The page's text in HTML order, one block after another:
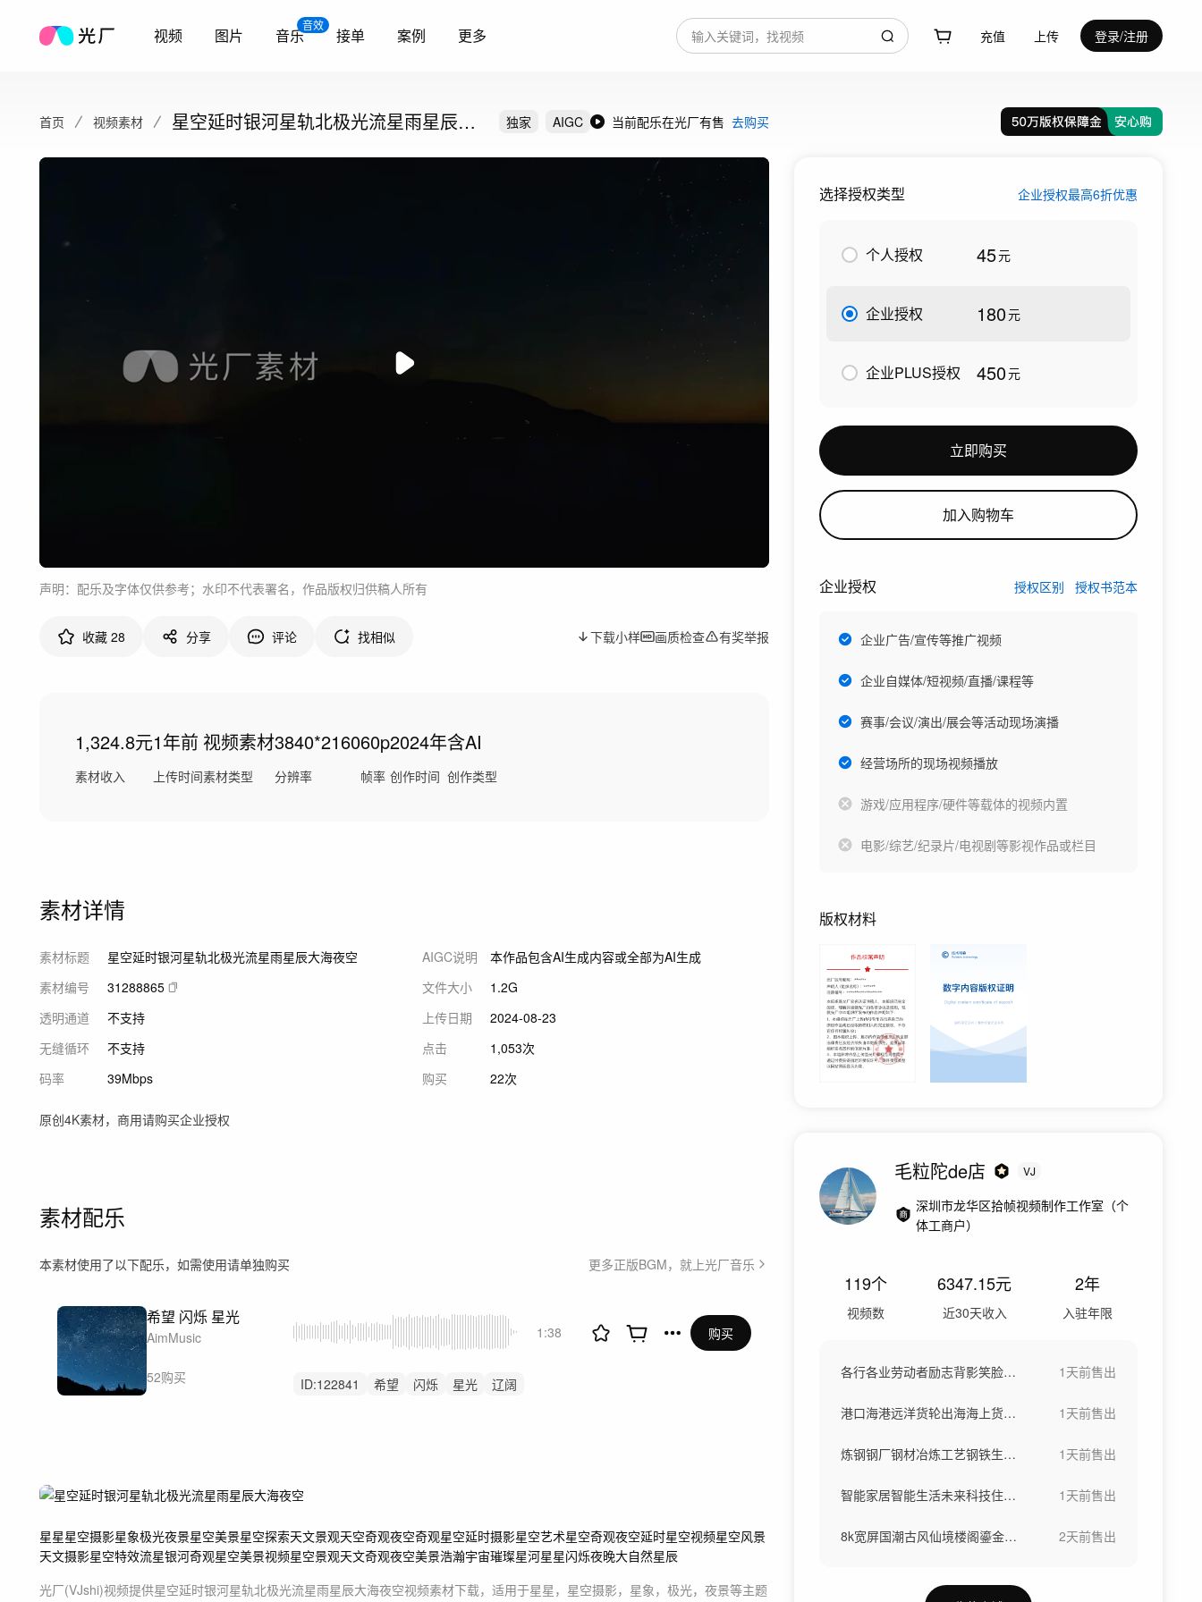
视频 图片
音效
音乐 接单 案例 更多 充值 上传 登录/注册
首页 视频素材
星空延时银河星轨北极光流星雨星辰大
独家 AIGC 当前配乐在光厂有售 去购买
声明：配乐及字体仅供参考；水印不代表署名，作品版权归供稿人所有
收藏 28 分享 评论 找相似 下载小样 画质检查 有奖举报
1,324.8元
素材收入
1年前
上传时间
视频素材
素材类型
3840*2160
分辨率
60p
帧率
2024年
创作时间
含AI
创作类型
素材详情
素材标题
星空延时银河星轨北极光流星雨星辰大海夜空
素材编号
31288865
透明通道
不支持
无缝循环
不支持
码率
39Mbps
AIGC说明
本作品包含AI生成内容或全部为AI生成
文件大小
1.2G
上传日期
2024-08-23
点击
1,053次
购买
22次
原创4K素材，商用请购买企业授权
素材配乐
本素材使用了以下配乐，如需使用请单独购买 更多正版BGM，就上光厂音乐
希望 闪烁 星光
AimMusic
52购买
1:38
ID:122841 希望 闪烁 星光
辽阔
购买
星星星空摄影星象极光夜景星空美景星空探索天文景观天空奇观夜空奇观星空延时摄影星空艺术星空奇观夜空延时星空视频星空风景
天文摄影星空特效流星银河奇观星空美景视频星空景观天文奇观夜空美景浩瀚宇宙璀璨星河星星闪烁夜晚大自然星辰
光厂(VJshi)视频提供星空延时银河星轨北极光流星雨星辰大海夜空视频素材下载，适用于星星，星空摄影，星象，极光，夜景等主题
选择授权类型 企业授权最高6折优惠
个人授权 45元
企业授权 180元
企业PLUS授权 450元
立即购买
加入购物车
企业授权 授权区别 授权书范本
企业广告/宣传等推广视频
企业自媒体/短视频/直播/课程等
赛事/会议/演出/展会等活动现场演播
经营场所的现场视频播放
游戏/应用程序/硬件等载体的视频内置
电影/综艺/纪录片/电视剧等影视作品或栏目
版权材料
毛粒陀de店 VJ
深圳市龙华区拾帧视频制作工作室（个
体工商户）
119个
视频数
6347.15元
近30天收入
2年
入驻年限
各行各业劳动者励志背影笑脸工作场景劳动节 1天前售出
港口海港远洋货轮出海海上货船一带一路 1天前售出
炼钢钢厂钢材冶炼工艺钢铁生产大型工厂航拍 1天前售出
智能家居智能生活未来科技住宅智慧社区 1天前售出
8k宽屏国潮古风仙境楼阁鎏金山水仙鹤背景 2天前售出